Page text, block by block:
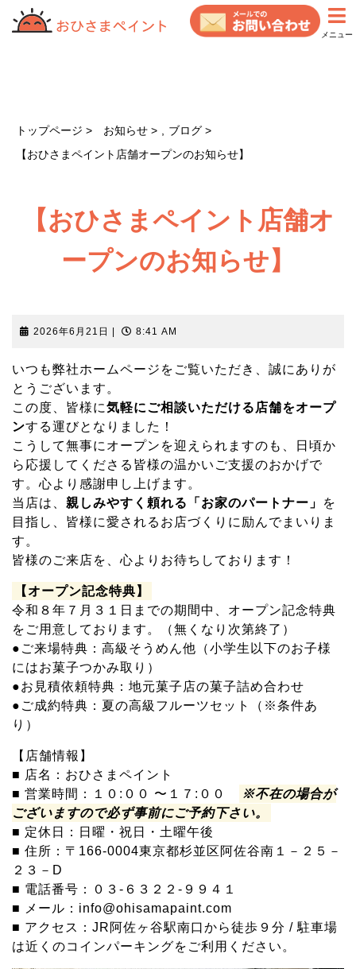
メニュー
トップページ お知らせ , ブログ
【おひさまペイント店舗オープンのお知らせ】
【おひさまペイント店舗オ
ープンのお知らせ】
2026年6月21日
2026
6
21
8:41 AM
いつも弊社ホームページをご覧いただき、誠にありが
とうございます。
この度、皆様に気軽にご相談いただける店舗をオープ
ンする運びとなりました！
こうして無事にオープンを迎えられますのも、日頃か
ら応援してくださる皆様の温かいご支援のおかげで
す。心より感謝申し上げます。
当店は、 親しみやすく頼れる「お家のパートナー」
を
目指し、皆様に愛されるお店づくりに励んでまいりま
す。
皆様のご来店を、心よりお待ちしております！
【オープン記念特典】
令和８年７月３１日までの期間中、オープン記念特典
をご用意しております。（無くなり次第終了）
●ご来場特典：高級そうめん他（小学生以下のお子様
にはお菓子つかみ取り）
●お見積依頼特典：地元菓子店の菓子詰め合わせ
●ご成約特典：夏の高級フルーツセット（※条件あ
り）
【店舗情報】
■ 店名：おひさまペイント
■ 営業時間：１０:００ 〜１７:００
※不在の場合が
ございますので必ず事前にご予約下さい。
■ 定休日：日曜・祝日・土曜午後
■ 住所：〒166-0004東京都杉並区阿佐谷南１－２５－
２３－D
■ 電話番号：０３-６３２２-９９４１
■ メール：info@ohisamapaint.com
■ アクセス：JR阿佐ヶ谷駅南口から徒歩９分 / 駐車場
は近くのコインパーキングをご利用ください。